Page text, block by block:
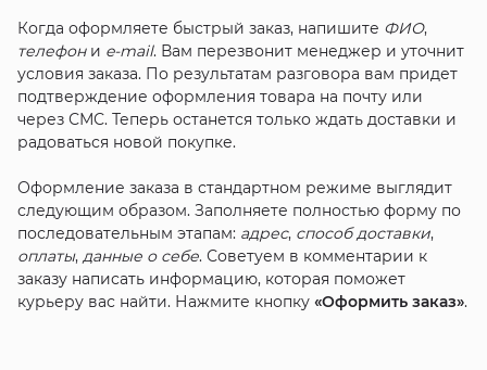
Когда оформляете быстрый заказ, напишите ФИО,
телефони e-mail. Вам перезвонит менеджер и уточнит
условия заказа. По результатам разговора вам придет
подтверждение оформления товара на почту или
через СМС. Теперь останется только ждать доставки и
радоваться новой покупке.
Оформление заказа в стандартном режиме выглядит
следующим образом. Заполняете полностью форму по
последовательным этапам: адрес, способ доставки,
оплаты, данные о себе. Советуем в комментарии к
заказу написать информацию, которая поможет
курьеру вас найти. Нажмите кнопку «Оформить заказ».